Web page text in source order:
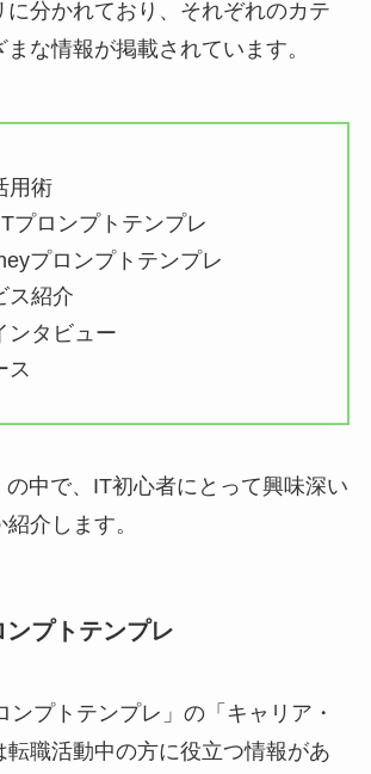
に分かれており、それぞれのカテ
な情報が掲載されています。
用術
プロンプトテンプレ
プロンプトテンプレ
ス紹介
ンタビュー
ス
の中で、IT初心者にとって興味深い
介します。
プトテンプレ
ンプトテンプレ」の「キャリア・
転職活動中の方に役立つ情報があ